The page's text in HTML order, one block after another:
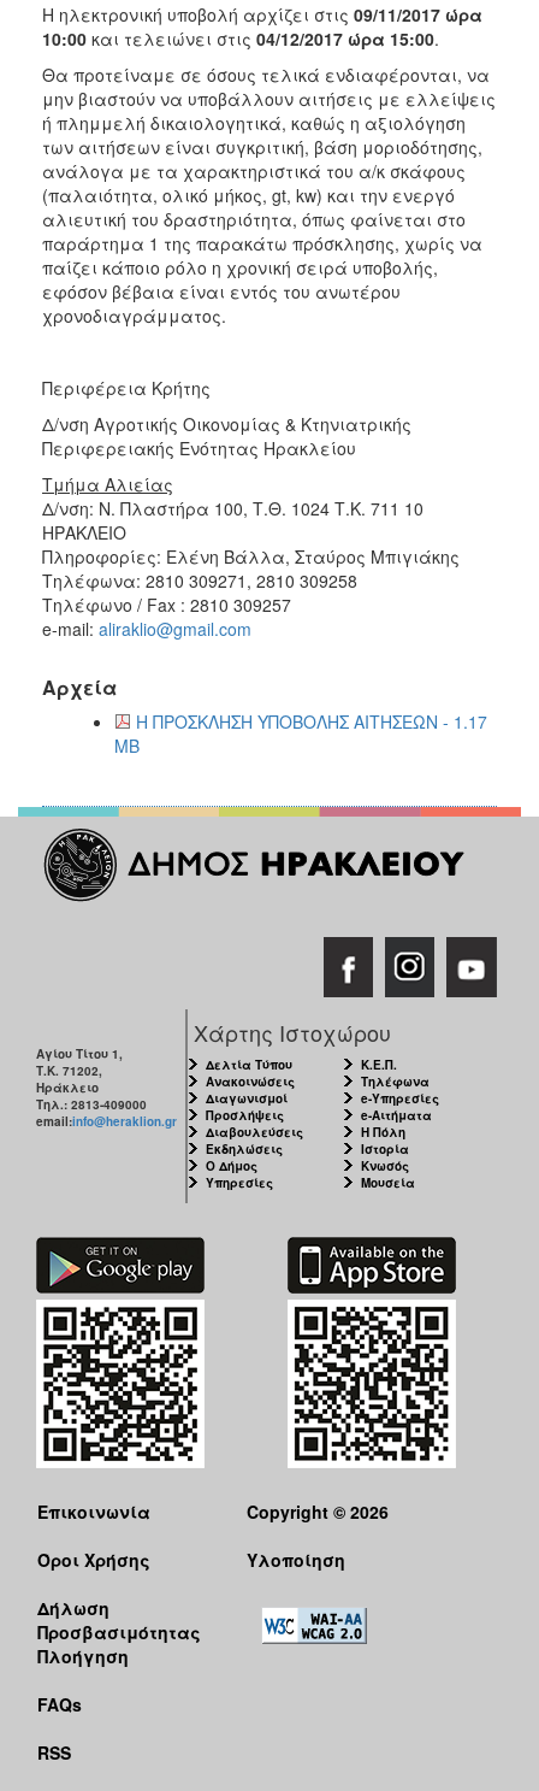
ΑΝΘΕΚΤΙΚΗ
ΠΟΛΗ
Η ηλεκτρονική υποβολή αρχίζει στις 09/11/2017 ώρα
10:00 και τελειώνει στις 04/12/2017 ώρα 15:00.
Θα προτείναμε σε όσους τελικά ενδιαφέρονται, να
μην βιαστούν να υποβάλλουν αιτήσεις με ελλείψεις
ή πλημμελή δικαιολογητικά, καθώς η αξιολόγηση
των αιτήσεων είναι συγκριτική, βάση μοριοδότησης,
ανάλογα με τα χαρακτηριστικά του α/κ σκάφους
(παλαιότητα, ολικό μήκος, gt, kw) και την ενεργό
αλιευτική του δραστηριότητα, όπως φαίνεται στο
παράρτημα 1 της παρακάτω πρόσκλησης, χωρίς να
παίζει κάποιο ρόλο η χρονική σειρά υποβολής,
εφόσον βέβαια είναι εντός του ανωτέρου
χρονοδιαγράμματος.
Περιφέρεια Κρήτης
Δ/νση Αγροτικής Οικονομίας & Κτηνιατρικής
Περιφερειακής Ενότητας Ηρακλείου
Τμήμα Αλιείας
Δ/νση: Ν. Πλαστήρα 100, Τ.Θ. 1024 Τ.Κ. 711 10
ΗΡΑΚΛΕΙΟ
Πληροφορίες: Ελένη Βάλλα, Σταύρος Μπιγιάκης
Τηλέφωνα: 2810 309271, 2810 309258
Τηλέφωνο / Fax : 2810 309257
e-mail: aliraklio@gmail.com
Αρχεία
Η ΠΡΟΣΚΛΗΣΗ ΥΠΟΒΟΛΗΣ ΑΙΤΗΣΕΩΝ - 1.17
MB
Αγίου Τίτου 1,
Τ.Κ. 71202,
Ηράκλειο
Τηλ.: 2813-409000
email:info@heraklion.gr
Χάρτης Ιστοχώρου
Δελτία Τύπου
Ανακοινώσεις
Διαγωνισμοί
Προσλήψεις
Διαβουλεύσεις
Εκδηλώσεις
Ο Δήμος
Υπηρεσίες
Κ.Ε.Π.
Τηλέφωνα
e-Υπηρεσίες
e-Αιτήματα
Η Πόλη
Ιστορία
Κνωσός
Μουσεία
Επικοινωνία
Όροι Χρήσης
Δήλωση
Προσβασιμότητας
Πλοήγηση
FAQs
RSS
Copyright © 2026
Υλοποίηση